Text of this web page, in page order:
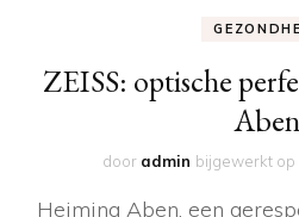
ZEISS: optische
Aben
door admin bijgewerkt op
Heiming Aben, een